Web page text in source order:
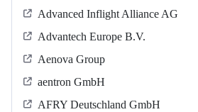
Advanced Inflight Alliance AG
Advantech Europe B.V.
Aenova Group
aentron GmbH
AFRY Deutschland GmbH